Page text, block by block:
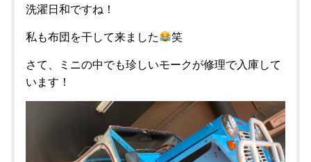
洗濯日和ですね！
私も布団を干して来ました 笑
さて、ミニの中でも珍しいモークが修理で入庫して
います！